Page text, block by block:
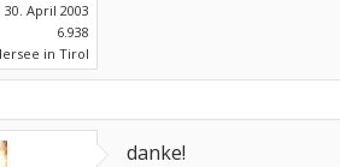
30. April 2003
6.938
in Tirol
danke!